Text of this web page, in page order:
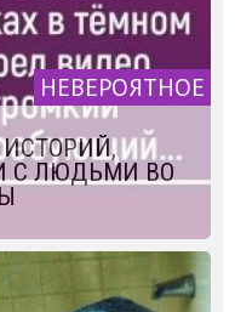
НЕВЕРОЯТНОЕ
С ЛЮДЬМИ ВО